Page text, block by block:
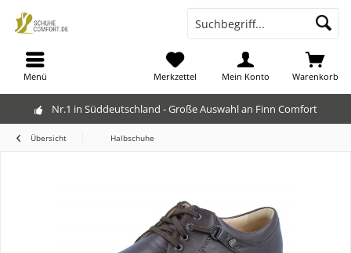
Nr.1 in Süddeutschland - Große Auswahl an Finn Comfort
Menü Warenkorb
Merkzettel Mein Konto
Übersicht Halbschuhe